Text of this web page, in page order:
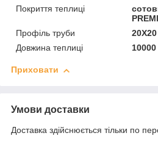
Покриття теплиці
Профіль труби
20Х20
Довжина теплиці
Приховати
Умови доставки
Доставка здійснюється тільки по